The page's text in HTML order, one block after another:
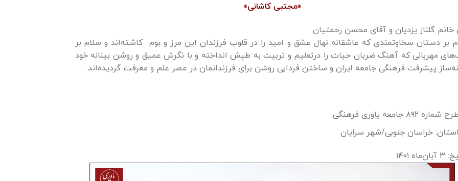
«مجتبی كاشانی»
خانم گلناز یزدیان و آقای محسن رحمتیان
بر دستان سخاوتمندی که عاشقانه نهال عشق و امید را در قلوب فرزندان این مرز و بوم کاشته‌­اند و سلام­ بر
مهربانی که آهنگ ضربان حیات را درتعلیم­ و تربیت به طپش انداخته و با نگرش عمیق و روشن بینانه خود
پیشرفت فرهنگی جامعه ایران و ساختن فردایی روشن برای فرزندانمان در عصر علم و معرفت گردیده­‌اند.
طرح شماره ۸۹۲ جامعه یاوری فرهنگی
استان: خراسان جنوبی/شهر سرایان
۱۴۰۱